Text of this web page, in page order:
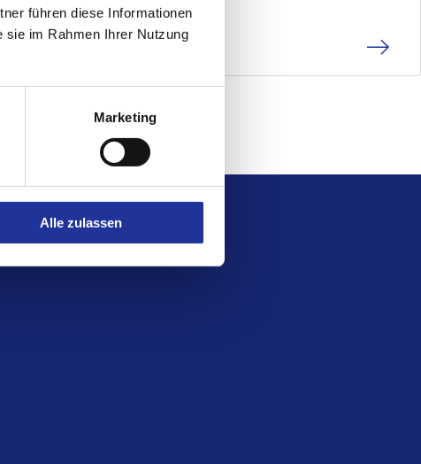
führen diese Informationen
sie im Rahmen Ihrer Nutzung
Marketing
Alle zulassen
05. Dezember 2024